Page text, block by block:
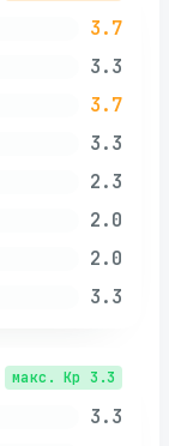
3.7
3.3
3.7
3.3
2.3
2.0
2.0
3.3
макс. Kp 3.3
3.3